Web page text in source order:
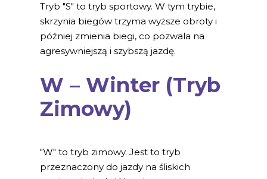
Tryb "S" to tryb sportowy. W tym trybie,
skrzynia biegów trzyma wyższe obroty i
później zmienia biegi, co pozwala na
agresywniejszą i szybszą jazdę.
W – Winter (Tryb
Zimowy)
"W" to tryb zimowy. Jest to tryb
przeznaczony do jazdy na śliskich